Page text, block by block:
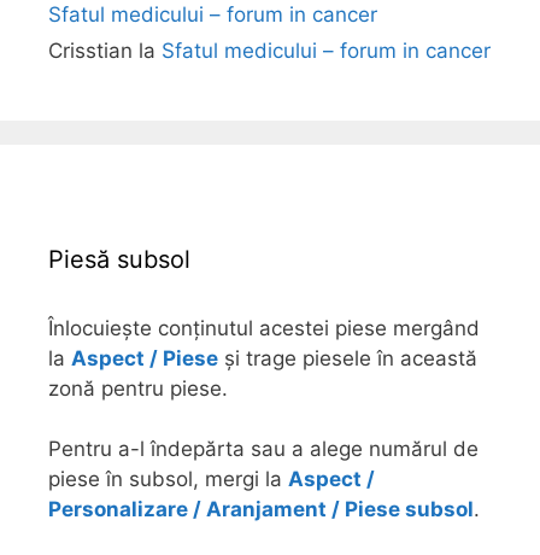
Sfatul medicului – forum in cancer
Crisstian la Sfatul medicului – forum in cancer
Piesă subsol
Înlocuiește conținutul acestei piese mergând
la Aspect / Piese și trage piesele în această
zonă pentru piese.
Pentru a-l îndepărta sau a alege numărul de
piese în subsol, mergi la Aspect /
Personalizare / Aranjament / Piese subsol.